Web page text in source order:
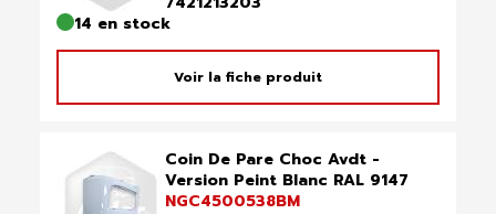
14 en stock
Voir la fiche produit
Coin De Pare Choc Avdt -
Version Peint Blanc RAL 9147
NGC4500538BM